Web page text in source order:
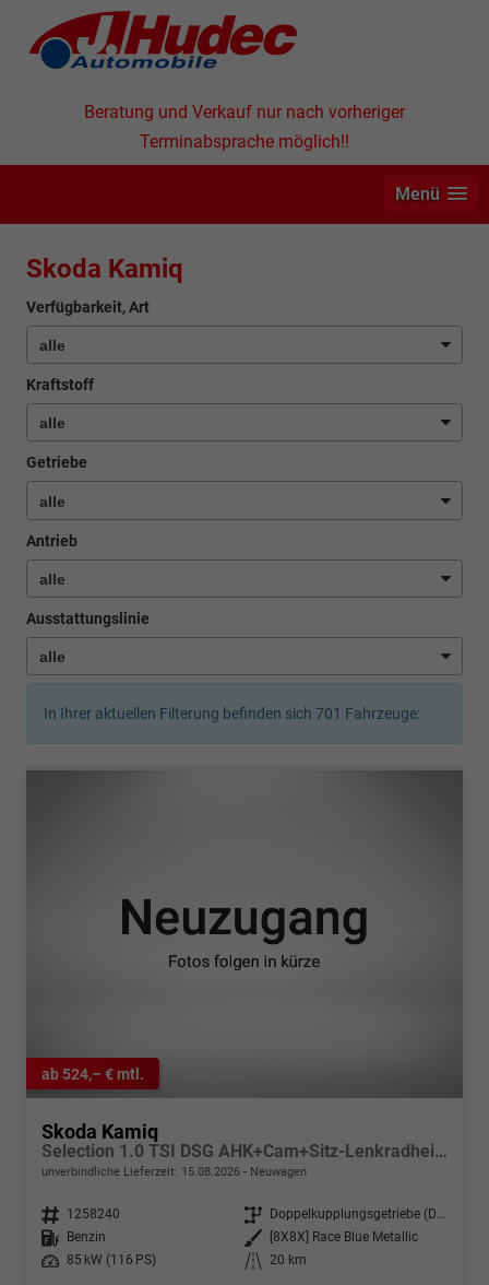
Beratung und Verkauf nur nach vorheriger
Terminabsprache möglich!!
Menü
Skoda Kamiq
Verfügbarkeit, Art
Kraftstoff
Getriebe
Antrieb
Ausstattungslinie
In Ihrer aktuellen Filterung befinden sich 701 Fahrzeuge:
ab 524,– € mtl.
Skoda Kamiq
Selection 1.0 TSI DSG AHK+Cam+Sitz-Lenkradheiz+Sunset+Kessy+AppConnect+Alu16
unverbindliche Lieferzeit: 15.08.2026 Neuwagen
Fahrzeugnr. 1258240 Getriebe
Doppelkupplungsgetriebe (DSG)
Kraftstoff
Benzin Außenfarbe
[8X8X] Race Blue Metallic
Leistung
85 kW (116 PS) Kilometerstand 20 km